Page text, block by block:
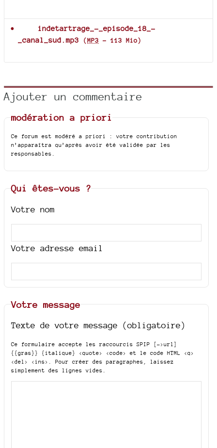
indetartrage_-_episode_18_-
_canal_sud.mp3
(MP3 - 113 Mio)
Ajouter un commentaire
modération a priori
Ce forum est modéré a priori : votre contribution
n’apparaîtra qu’après avoir été validée par les
responsables.
Qui êtes-vous ?
Votre nom
Votre adresse email
Votre message
Texte de votre message (obligatoire)
Ce formulaire accepte les raccourcis SPIP
[->url]
{{gras}} {italique} <quote> <code>
et le code HTML <q>
<del> <ins> . Pour créer des paragraphes, laissez
simplement des lignes vides.